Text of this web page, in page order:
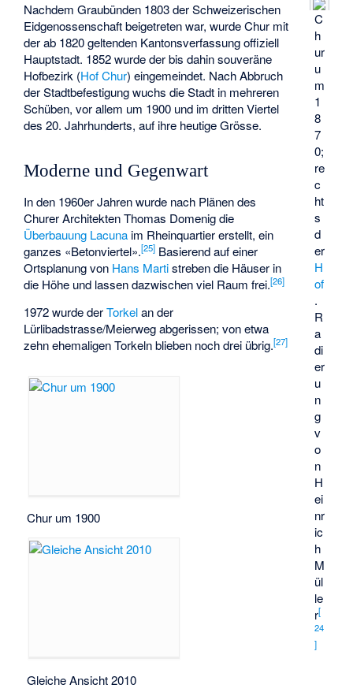
C
h
ur
u
m
1
8
7
0;
re
c
ht
s
d
er
H
of
.
R
a
di
er
u
n
g
v
o
n
H
ei
nr
ic
h
M
ül
le
r[
24
]
Nachdem Graubünden 1803 der Schweizerischen
Eidgenossenschaft beigetreten war, wurde Chur mit
der ab 1820 geltenden Kantonsverfassungoffiziell
Hauptstadt. 1852 wurde der bis dahin souveräne
Hofbezirk (Hof Chur) eingemeindet. Nach Abbruch
der Stadtbefestigung wuchs die Stadt in mehreren
Schüben, vor allem um 1900 und im dritten Viertel
des 20. Jahrhunderts, auf ihre heutige Grösse.
Moderne und Gegenwart
In den 1960er Jahren wurde nach Plänen des
Churer ArchitektenThomas Domenigdie
Überbauung Lacuna im Rheinquartier erstellt, ein
ganzes «Betonviertel».[25] Basierend auf einer
Ortsplanung von Hans Martistreben die Häuser in
die Höhe und lassen dazwischen viel Raum frei.[26]
1972 wurde derTorkelan der
Lürlibadstrasse/Meierweg abgerissen; von etwa
zehn ehemaligen Torkeln blieben noch drei übrig.[27]
Chur um 1900
Gleiche Ansicht 2010